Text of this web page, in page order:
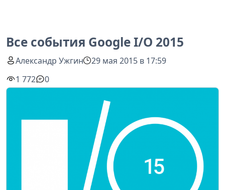
Все события Google I/O 2015
Александр Ужгин
29 мая 2015 в 17:59
1 772
0